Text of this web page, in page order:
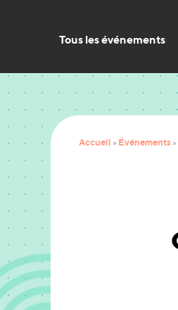
Tous les événements
Accueil » Événements »